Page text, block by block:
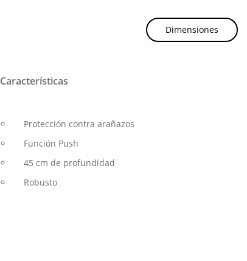
Dimensiones
Características
Protección contra arañazos
Función Push
45 cm de profundidad
Robusto